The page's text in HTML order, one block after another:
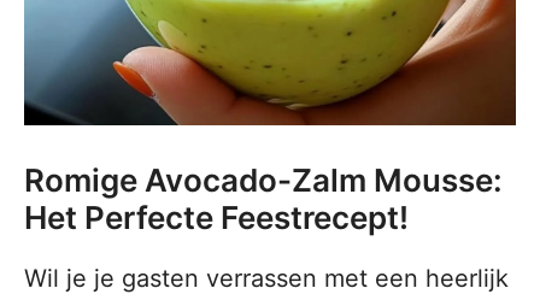
Romige Avocado-Zalm Mousse:
Het Perfecte Feestrecept!
Wil je je gasten verrassen met een heerlijk